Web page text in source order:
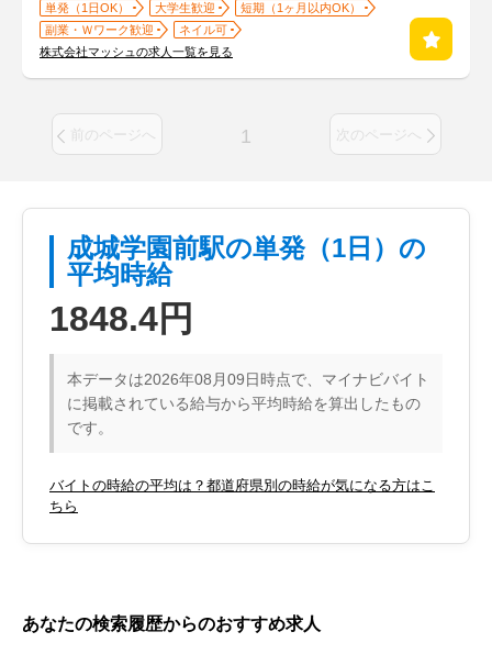
単発（1日OK） 大学生歓迎
短期（1ヶ月以内OK）
副業・Ｗワーク歓迎
ネイル可
株式会社マッシュの求人一覧を見る
前のページへ 1 次のページへ
成城学園前駅の単発（1日）の
平均時給
1848.4円
本データは2026年08月09日時点で、マイナビバイト
に掲載されている給与から平均時給を算出したもの
です。
バイトの時給の平均は？都道府県別の時給が気になる方はこ
ちら
あなたの検索履歴からのおすすめ求人